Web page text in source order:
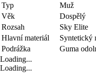
Typ
Muž
Věk
Dospělý
Rozsah
Sky Elite
Hlavní materiál
Syntetický
Podrážka
Guma
Loading...
Loading...